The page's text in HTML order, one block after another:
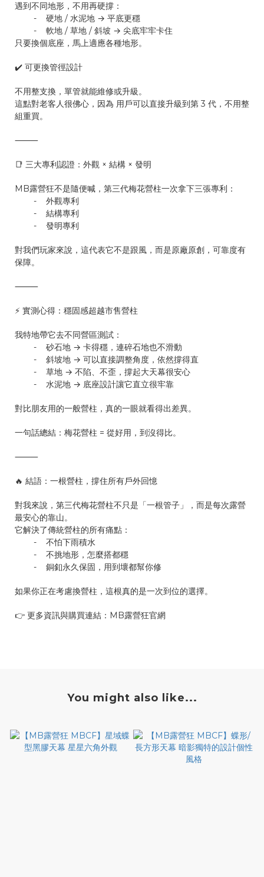
遇到不同地形，不用再硬撐：
- 硬地 / 水泥地 → 平底更穩
- 軟地 / 草地 / 斜坡 → 尖底牢牢卡住
只要換個底座，馬上適應各種地形。
✔️ 可更換管徑設計
不用整支換，單管就能維修或升級。
這點對老客人很佛心，因為 用戶可以直接升級到第 3 代，不用整
組重買。
⸻
📑 三大專利認證：外觀 × 結構 × 發明
MB露營狂不是隨便喊，第三代梅花營柱一次拿下三張專利：
- 外觀專利
- 結構專利
- 發明專利
對我們玩家來說，這代表它不是跟風，而是原廠原創，可靠度有
保障。
⸻
⚡ 實測心得：穩固感超越市售營柱
我特地帶它去不同營區測試：
- 砂石地 → 卡得穩，連碎石地也不滑動
- 斜坡地 → 可以直接調整角度，依然撐得直
- 草地 → 不陷、不歪，撐起大天幕很安心
- 水泥地 → 底座設計讓它直立很牢靠
對比朋友用的一般營柱，真的一眼就看得出差異。
一句話總結：梅花營柱 = 從好用，到沒得比。
⸻
🔥 結語：一根營柱，撐住所有戶外回憶
對我來說，第三代梅花營柱不只是「一根管子」，而是每次露營
最安心的靠山。
它解決了傳統營柱的所有痛點：
- 不怕下雨積水
- 不挑地形，怎麼搭都穩
- 銅釦永久保固，用到壞都幫你修
如果你正在考慮換營柱，這根真的是一次到位的選擇。
👉 更多資訊與購買連結：MB露營狂官網
You might also like...